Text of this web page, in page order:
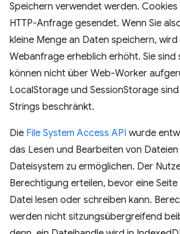
Speichern verwendet werden.
HTTP-Anfrage gesendet. Wenn Sie
kleine Menge an Daten speichern,
Webanfrage erheblich erhöht. Sie sind
können nicht über Web-Worker
LocalStorage und SessionStorage
Strings beschränkt.
Die File System Access API wurde
das Lesen und Bearbeiten von Dateien
Dateisystem zu ermöglichen. Der
Berechtigung erteilen, bevor eine Seite
Datei lesen oder schreiben kann.
werden nicht sitzungsübergreifend